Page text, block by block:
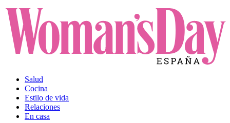
Salud
Cocina
Estilo de vida
Relaciones
En casa